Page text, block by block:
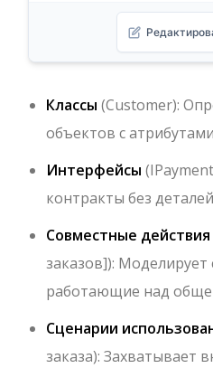
Классы (Customer):
объектов с
Интерфейсы (
контракты без
Совместные действия
заказов]): Моделирует
работающие над
Сценарии
заказа): Захватывает